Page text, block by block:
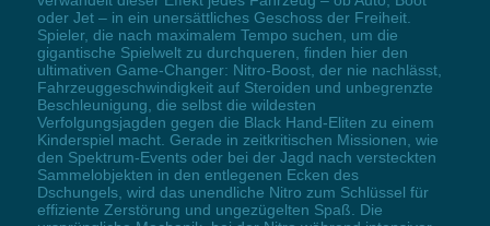
oder Jet – in ein unersättliches Geschoss der Freiheit.
Spieler, die nach maximalem Tempo suchen, um die
gigantische Spielwelt zu durchqueren, finden hier den
ultimativen Game-Changer: Nitro-Boost, der nie nachlässt,
Fahrzeuggeschwindigkeit auf Steroiden und unbegrenzte
Beschleunigung, die selbst die wildesten
Verfolgungsjagden gegen die Black Hand-Eliten zu einem
Kinderspiel macht. Gerade in zeitkritischen Missionen, wie
den Spektrum-Events oder bei der Jagd nach versteckten
Sammelobjekten in den entlegenen Ecken des
Dschungels, wird das unendliche Nitro zum Schlüssel für
effiziente Zerstörung und ungezügelten Spaß. Die